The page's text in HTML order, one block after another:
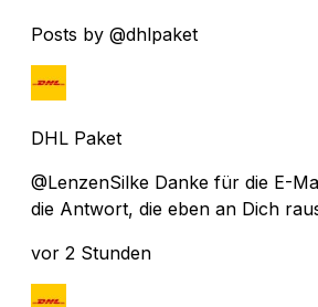
Posts by @dhlpaket
DHL Paket
@LenzenSilke Danke für die E-
die Antwort, die eben an Dich
vor 2 Stunden